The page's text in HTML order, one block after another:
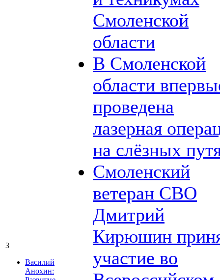
3
Василий
Анохин:
Смоленской
области
В Смоленской
области
проведена
лазерная
на слёзных
Смоленский
ветеран СВО
Дмитрий
Кирюшин
участие во